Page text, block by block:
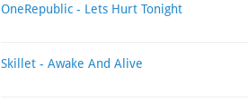
OneRepublic - Lets Hurt Tonight
Skillet - Awake And Alive